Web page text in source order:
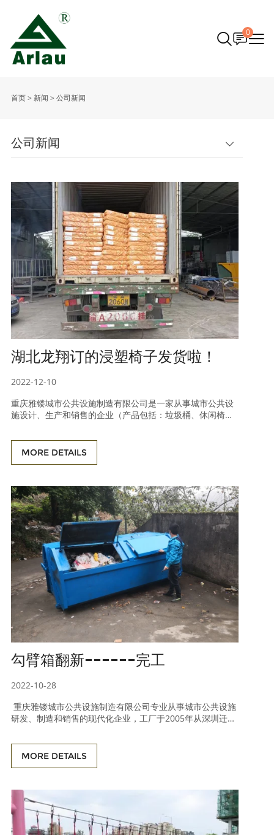
0
首页> 新闻 > 公司新闻
公司新闻
湖北龙翔订的浸塑椅子发货啦！
2022-12-10
重庆雅镂城市公共设施制造有限公司是一家从事城市公共设
施设计、生产和销售的企业（产品包括：垃圾桶、休闲椅、
材、儿童游乐设施等）。产品销往中国、港澳台，以及出口
到欧美、大洋洲、东南亚等地区。多年来，借鉴成功的生产
十年的制造历史和品牌积淀。从充满活力的深圳特区创业到
不断开拓创新的内陆最大直辖市重庆，从出口企业到重庆著
名商标，脚踏实地，以精湛的工
MORE DETAILS
勾臂箱翻新------完工
2022-10-28
重庆雅镂城市公共设施制造有限公司专业从事城市公共设施
研发、制造和销售的现代化企业，工厂于2005年从深圳迁移
立），至今20年的成功管理和生产经验，产品远销海内外，
出口40多个国家和地区。主要产品包括：户外休闲桌椅、垃
圾桶、户外健身器材、儿童游乐设施、路障及围栏、花箱等
过硬的产品质量，获得了广大客户的认可。 ​​​​​​​
MORE DETAILS